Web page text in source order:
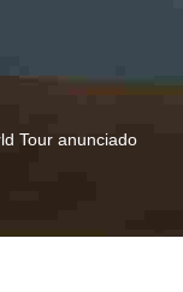
Tour anunciado